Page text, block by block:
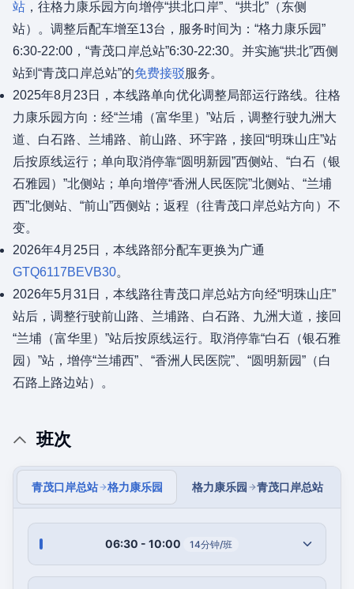
站 ，往格力康乐园方向增停“拱北口岸”、“拱北”（东侧
站）。调整后配车增至13台，服务时间为：“格力康乐园”
6:30-22:00，“青茂口岸总站”6:30-22:30。并实施“拱北”西侧
站到“青茂口岸总站”的免费接驳服务。
2025年8月23日，本线路单向优化调整局部运行路线。往格
力康乐园方向：经“兰埔（富华里）”站后，调整行驶九洲大
道、白石路、兰埔路、前山路、环宇路，接回“明珠山庄”站
后按原线运行；单向取消停靠“圆明新园”西侧站、“白石（银
石雅园）”北侧站；单向增停“香洲人民医院”北侧站、“兰埔
西”北侧站、“前山”西侧站；返程（往青茂口岸总站方向）不
变。
2026年4月25日，本线路部分配车更换为广通
GTQ6117BEVB30。
2026年5月31日，本线路往青茂口岸总站方向经“明珠山庄”
站后，调整行驶前山路、兰埔路、白石路、九洲大道，接回
“兰埔（富华里）”站后按原线运行。取消停靠“白石（银石雅
园）”站，增停“兰埔西”、“香洲人民医院”、“圆明新园”（白
石路上路边站）。
班次
青茂口岸总站 格力康乐园 格力康乐园 青茂口岸总站
06:30 - 10:00 14分钟/班